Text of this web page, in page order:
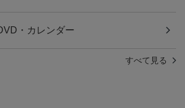
・カレンダー
すべて見る